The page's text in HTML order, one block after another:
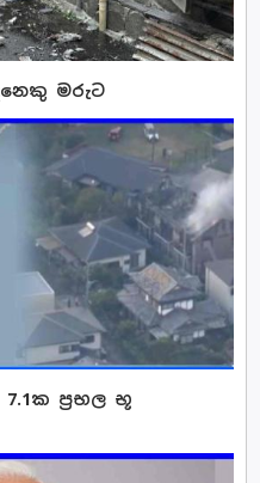
මරුට
ප්‍රභල භූ